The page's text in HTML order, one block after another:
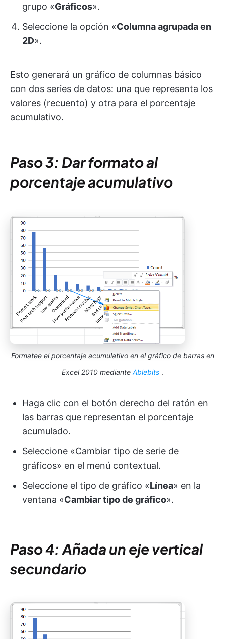
grupo «Gráficos».
Seleccione la opción «Columna agrupada en
2D».
Esto generará un gráfico de columnas básico
con dos series de datos: una que representa los
valores (recuento) y otra para el porcentaje
acumulativo.
Paso 3: Dar formato al
porcentaje acumulativo
Formatee el porcentaje acumulativo en el gráfico de barras en
Excel 2010 mediante Ablebits .
Haga clic con el botón derecho del ratón en
las barras que representan el porcentaje
acumulado.
Seleccione «Cambiar tipo de serie de
gráficos» en el menú contextual.
Seleccione el tipo de gráfico «Línea» en la
ventana «Cambiar tipo de gráfico».
Paso 4: Añada un eje vertical
secundario